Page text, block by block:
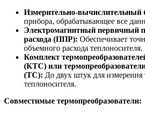
Измерительно-
прибора, обрабатывающее все
Электромагнитный первичный
расхода (ППР): Обеспечивает
объемного расхода теплоносителя.
Комплект
(КТС) или
(ТС): До двух штук для измерения
теплоносителя.
Совместимые термопреобразователи: